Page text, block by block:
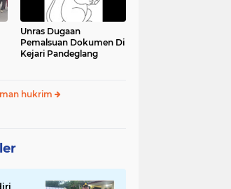
Unras Dugaan
Pemalsuan Dokumen Di
Kejari Pandeglang
hukrim